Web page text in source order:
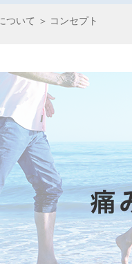
ついて コンセプト